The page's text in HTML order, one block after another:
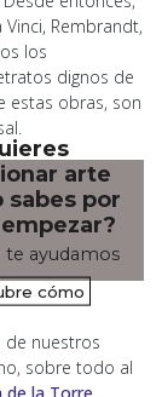
Rembrandt,
los
dignos de
estas obras, son
arte
sabes por
te ayudamos
cómo
de nuestros
sobre todo al